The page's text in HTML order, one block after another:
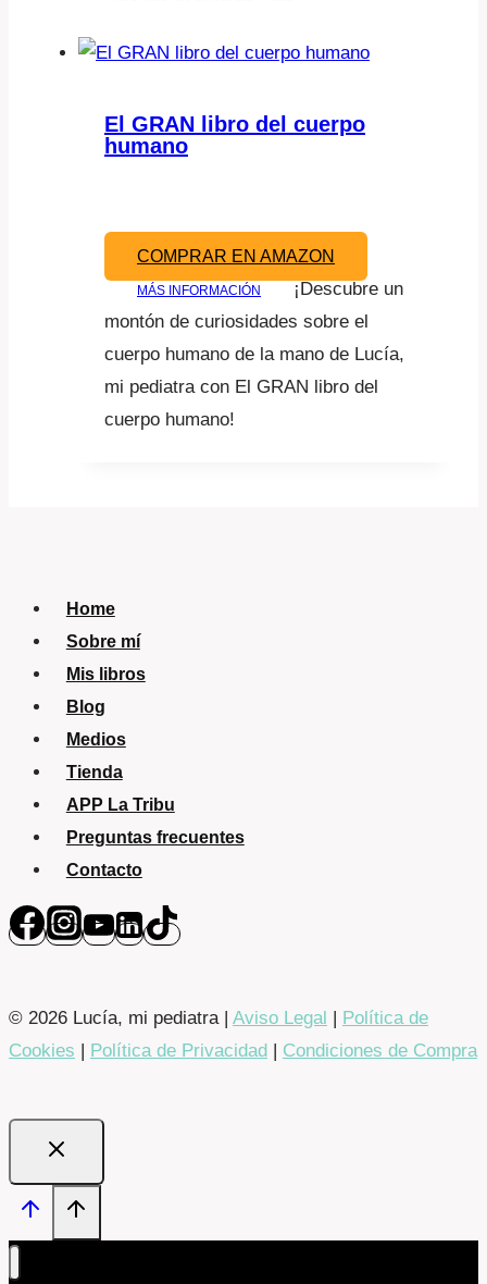
El GRAN libro del cuerpo
humano
COMPRAR EN AMAZON
MÁS INFORMACIÓN
¡Descubre un
montón de curiosidades sobre el
cuerpo humano de la mano de Lucía,
mi pediatra con El GRAN libro del
cuerpo humano!
Home
Sobre mí
Mis libros
Blog
Medios
Tienda
APP La Tribu
Preguntas frecuentes
Contacto
© 2026 Lucía, mi pediatra | Aviso Legal | Política de
Cookies | Política de Privacidad | Condiciones de Compra